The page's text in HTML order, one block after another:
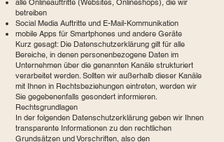
alle Onlineauftritte (Websites, Onlineshops), die wir
betreiben
Social Media Auftritte und E-Mail-Kommunikation
mobile Apps für Smartphones und andere Geräte
Kurz gesagt: Die Datenschutzerklärung gilt für alle
Bereiche, in denen personenbezogene Daten im
Unternehmen über die genannten Kanäle strukturiert
verarbeitet werden. Sollten wir außerhalb dieser Kanäle
mit Ihnen in Rechtsbeziehungen eintreten, werden wir
Sie gegebenenfalls gesondert informieren.
Rechtsgrundlagen
In der folgenden Datenschutzerklärung geben wir Ihnen
transparente Informationen zu den rechtlichen
Grundsätzen und Vorschriften, also den